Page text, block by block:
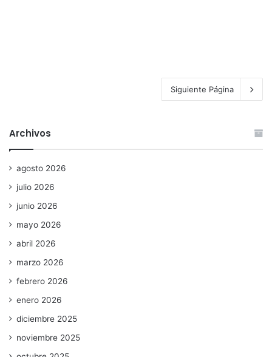
Siguiente Página
Archivos
agosto 2026
julio 2026
junio 2026
mayo 2026
abril 2026
marzo 2026
febrero 2026
enero 2026
diciembre 2025
noviembre 2025